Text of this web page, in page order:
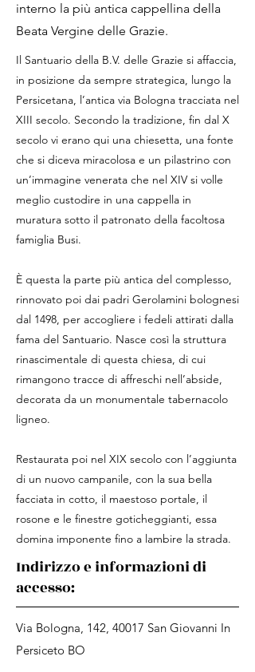
interno la più antica cappellina della
Beata Vergine delle Grazie.
Il Santuario della B.V. delle Grazie si affaccia,
in posizione da sempre strategica, lungo la
Persicetana, l’antica via Bologna tracciata nel
XIII secolo. Secondo la tradizione, fin dal X
secolo vi erano qui una chiesetta, una fonte
che si diceva miracolosa e un pilastrino con
un’immagine venerata che nel XIV si volle
meglio custodire in una cappella in
muratura sotto il patronato della facoltosa
famiglia Busi.
È questa la parte più antica del complesso,
rinnovato poi dai padri Gerolamini bolognesi
dal 1498, per accogliere i fedeli attirati dalla
fama del Santuario. Nasce così la struttura
rinascimentale di questa chiesa, di cui
rimangono tracce di affreschi nell’abside,
decorata da un monumentale tabernacolo
ligneo.
Restaurata poi nel XIX secolo con l’aggiunta
di un nuovo campanile, con la sua bella
facciata in cotto, il maestoso portale, il
rosone e le finestre goticheggianti, essa
domina imponente fino a lambire la strada.
Indirizzo e informazioni di
accesso:
Via Bologna, 142, 40017 San Giovanni In
Persiceto BO